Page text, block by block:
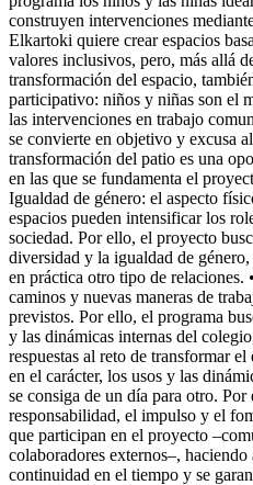
construyen intervenciones
Elkartoki quiere crear espacios
valores inclusivos, pero, más allá
transformación del espacio,
participativo: niños y niñas son el
las intervenciones en trabajo
se convierte en objetivo y excusa
transformación del patio es una
en las que se fundamenta el
Igualdad de género: el aspecto
espacios pueden intensificar los
sociedad. Por ello, el proyecto
diversidad y la igualdad de
en práctica otro tipo de relaciones.
caminos y nuevas maneras de
previstos. Por ello, el programa
y las dinámicas internas del
respuestas al reto de transformar
en el carácter, los usos y las
se consiga de un día para otro.
responsabilidad, el impulso y el
que participan en el proyecto
colaboradores externos–, haciendo
continuidad en el tiempo y se